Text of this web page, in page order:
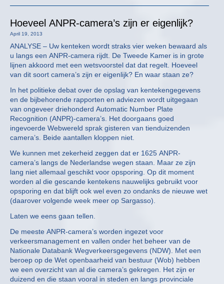
Hoeveel ANPR-camera’s zijn er eigenlijk?
April 19, 2013
ANALYSE – Uw kenteken wordt straks vier weken bewaard als
u langs een ANPR-camera rijdt. De Tweede Kamer is in grote
lijnen akkoord met een wetsvoorstel dat dat regelt. Hoeveel
van dit soort camera’s zijn er eigenlijk? En waar staan ze?
In het politieke debat over de opslag van kentekengegevens
en de bijbehorende rapporten en adviezen wordt uitgegaan
van ongeveer driehonderd Automatic Number Plate
Recognition (ANPR)-camera’s. Het doorgaans goed
ingevoerde Webwereld sprak gisteren van tienduizenden
camera’s. Beide aantallen kloppen niet.
We kunnen met zekerheid zeggen dat er 1625 ANPR-
camera’s langs de Nederlandse wegen staan. Maar ze zijn
lang niet allemaal geschikt voor opsporing. Op dit moment
worden al die gescande kentekens nauwelijks gebruikt voor
opsporing en dat blijft ook wel even zo ondanks de nieuwe wet
(daarover volgende week meer op Sargasso).
Laten we eens gaan tellen.
De meeste ANPR-camera’s worden ingezet voor
verkeersmanagement en vallen onder het beheer van de
Nationale Databank Wegverkeersgegevens (NDW). Met een
beroep op de Wet openbaarheid van bestuur (Wob) hebben
we een overzicht van al die camera’s gekregen. Het zijn er
duizend en die staan vooral in steden en langs provinciale